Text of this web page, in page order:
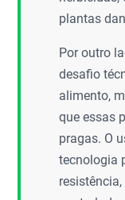
plantas
Por outro
desafio
alimento,
que essas
pragas. O
tecnologia